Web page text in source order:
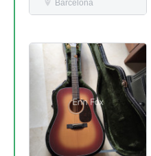
Barcelona